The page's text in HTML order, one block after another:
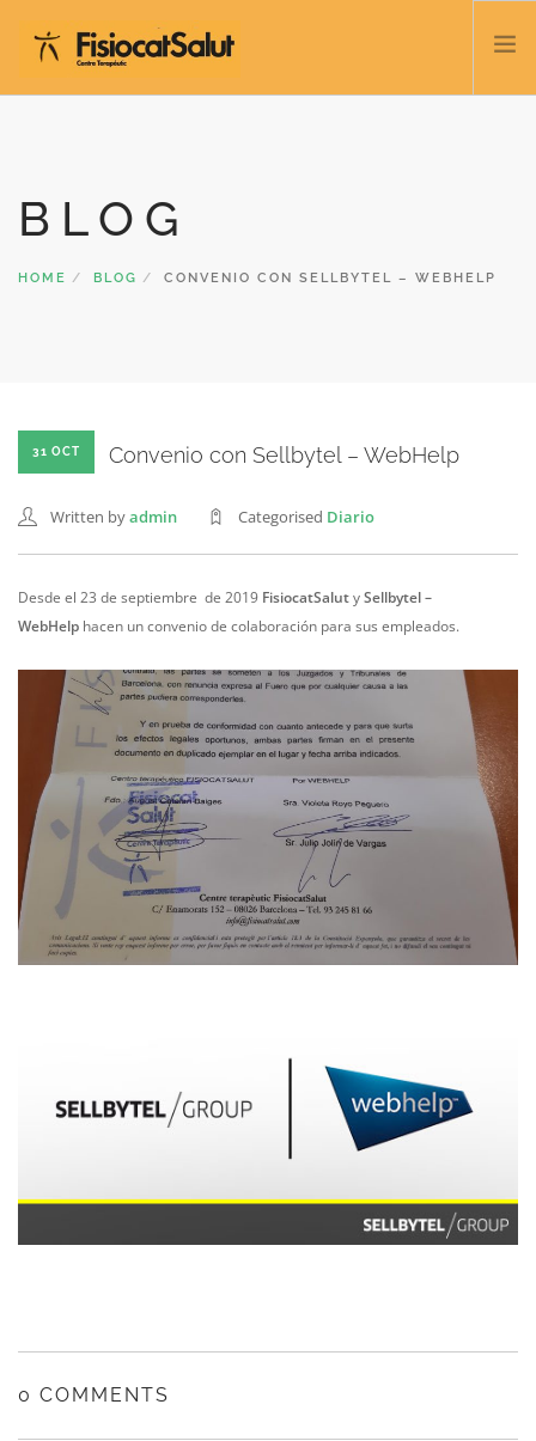
NOSOTROS
BLOG
BLOG
HOME BLOG CONVENIO CON SELLBYTEL – WEBHELP
31 OCT Convenio con Sellbytel – WebHelp
Written byadmin Categorised Diario
Desde el 23 de septiembre de 2019 FisiocatSalutySellbytel –
WebHelp hacen un convenio de colaboración para sus empleados.
0 COMMENTS